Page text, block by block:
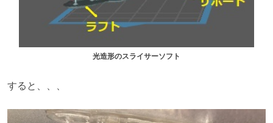
光造形のスライサーソフト
すると、、、